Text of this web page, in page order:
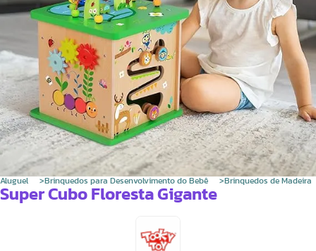
Aluguel Brinquedos para Desenvolvimento do Bebê Brinquedos de Madeira
Super Cubo Floresta Gigante